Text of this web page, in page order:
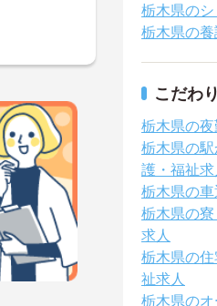
栃木県の
栃木県の
こだわ
栃木県の
栃木県の
護・福祉求
栃木県の
栃木県の
求人
栃木県の
祉求人
栃木県の